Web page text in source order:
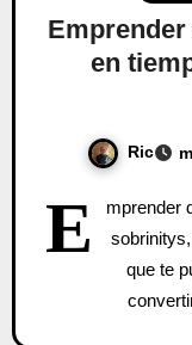
en
Ric
E
mprender
que te